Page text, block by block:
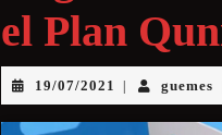
el Plan
19/07/2021 guemes